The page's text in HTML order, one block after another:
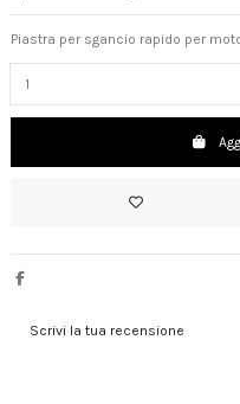
Piastra per sgancio rapido per
Scrivi la tua recensione